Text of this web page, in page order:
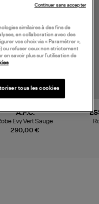
290,00 €
A.P.C.
Evy Vert Sauge
similaires à des fins de
en collaboration avec des
vos choix via « Paramétrer »,
ou refuser ceux non strictement
en savoir plus sur l’utilisation de
tous les cookies
Continuer sans accepter